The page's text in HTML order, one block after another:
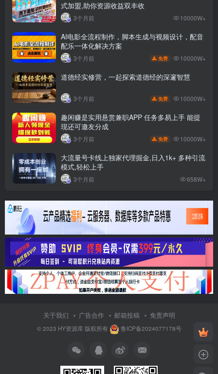
式加盟,助你资源收益双丰收
3个月前 10000W+
AI电影全流程制作，脚本生成与视频设计，配音
配乐一体化解决方案
3个月前 免费 10000W+
道德经实修营，一起探索道德经的深邃智慧
3个月前 免费 10000W+
趣闲赚是实用悬赏兼职APP 任务多易上手 能提
现还可邀友分成
3个月前 免费 10000W+
大流量号卡线上独家代理掘金,日入1k+ 多种引流
模式,轻松上手
3个月前 658W+
关于我们 广告合作 邮箱投稿 免责声明
© 2023 HY资源库版权所有 鲁ICP备2024077178号